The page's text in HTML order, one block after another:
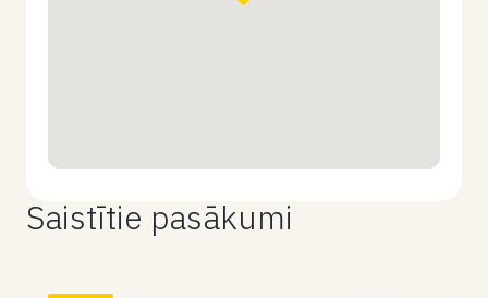
Saistītie pasākumi